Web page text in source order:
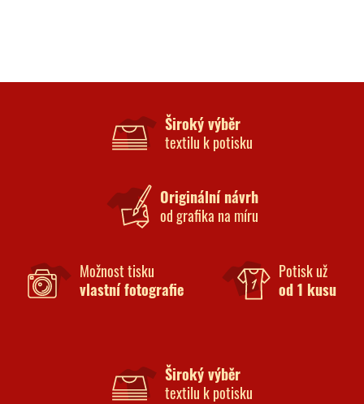
Široký výběr
textilu k potisku
Originální návrh
od grafika na míru
Možnost tisku
vlastní fotografie
Potisk už
od 1 kusu
Široký výběr
textilu k potisku